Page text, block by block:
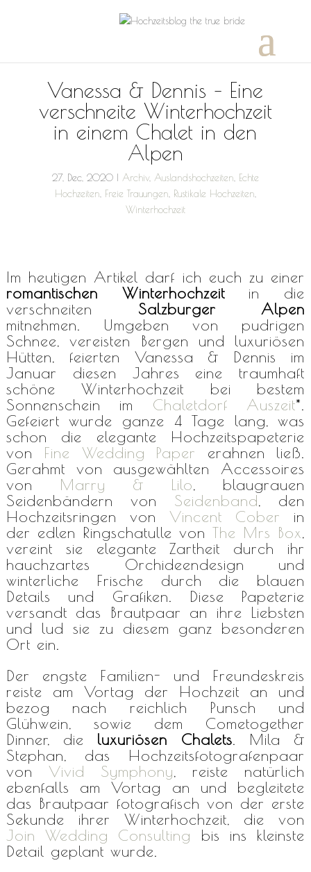
Vanessa & Dennis – Eine
verschneite Winterhochzeit
in einem Chalet in den
Alpen
27, Dec, 2020| Archiv, Auslandshochzeiten
Echte
Hochzeiten
Freie Trauungen Rustikale Hochzeiten
Winterhochzeit
Im heutigen Artikel darf ich euch zu einer
romantischen Winterhochzeitin die
verschneiten Salzburger Alpen
mitnehmen. Umgeben von pudrigen
Schnee, vereisten Bergen und luxuriösen
Hütten, feierten Vanessa & Dennis im
Januar diesen Jahres eine traumhaft
schöne Winterhochzeit bei bestem
Sonnenschein im Chaletdorf Auszeit*.
Gefeiert wurde ganze 4 Tage lang, was
schon die elegante Hochzeitspapeterie
von Fine Wedding Paper erahnen ließ.
Gerahmt von ausgewählten Accessoires
von Marry & Lilo, blaugrauen
Seidenbändern von Seidenband, den
Hochzeitsringen von Vincent Cober in
der edlen Ringschatulle vonThe Mrs Box,
vereint sie elegante Zartheit durch ihr
hauchzartes Orchideendesign und
winterliche Frische durch die blauen
Details und Grafiken. Diese Papeterie
versandt das Brautpaar an ihre Liebsten
und lud sie zu diesem ganz besonderen
Ort ein.
Der engste Familien- und Freundeskreis
reiste am Vortag der Hochzeit an und
bezog nach reichlich Punsch und
Glühwein, sowie dem Cometogether
Dinner, die luxuriösen Chalets. Mila &
Stephan, das Hochzeitsfotografenpaar
von Vivid Symphony, reiste natürlich
ebenfalls am Vortag an und begleitete
das Brautpaar fotografisch von der erste
Sekunde ihrer Winterhochzeit, die von
Join Wedding Consulting bis ins kleinste
Detail geplant wurde.